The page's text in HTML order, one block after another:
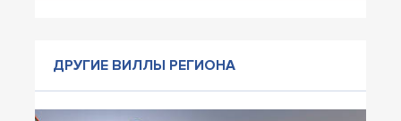
ДРУГИЕ ВИЛЛЫ РЕГИОНА